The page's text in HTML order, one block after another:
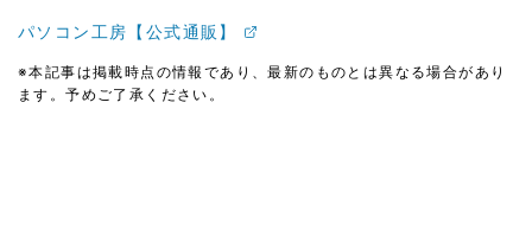
パソコン工房【公式通販】
※本記事は掲載時点の情報であり、最新のものとは異なる場合があり
ます。予めご了承ください。